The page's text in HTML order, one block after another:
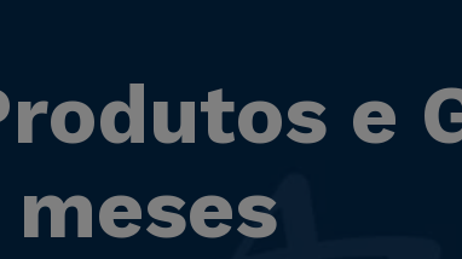
e